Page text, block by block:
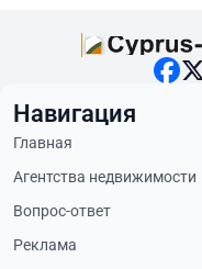
Навигация
Главная
Агентства недвижимости
Вопрос-ответ
Реклама